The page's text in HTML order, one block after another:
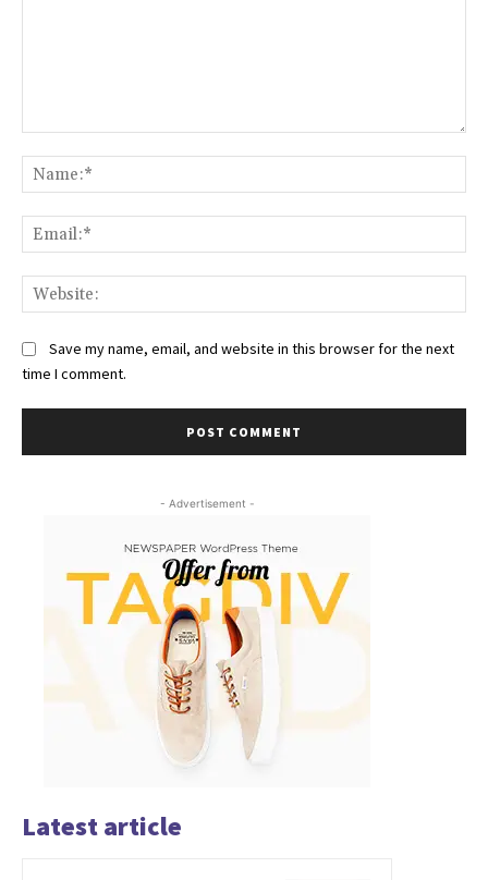
Save my name, email, and website in this browser for the next
time I comment.
- Advertisement -
Latest article